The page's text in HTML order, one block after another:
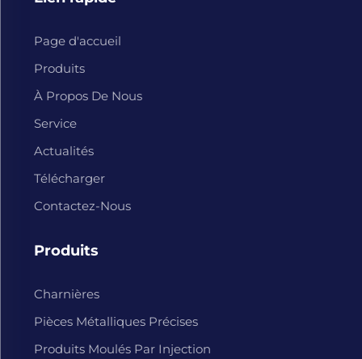
Page d'accueil
Produits
À Propos De Nous
Service
Actualités
Télécharger
Contactez-Nous
Produits
Charnières
Pièces Métalliques Précises
Produits Moulés Par Injection